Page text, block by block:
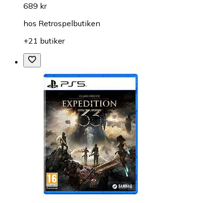
689 kr
hos Retrospelbutiken
+21 butiker